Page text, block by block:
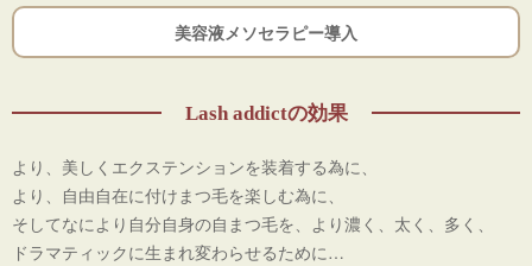
美容液メソセラピー導入
Lash addictの効果
より、美しくエクステンションを装着する為に、
より、自由自在に付けまつ毛を楽しむ為に、
そしてなにより自分自身の自まつ毛を、より濃く、太く、多く、
ドラマティックに生まれ変わらせるために…